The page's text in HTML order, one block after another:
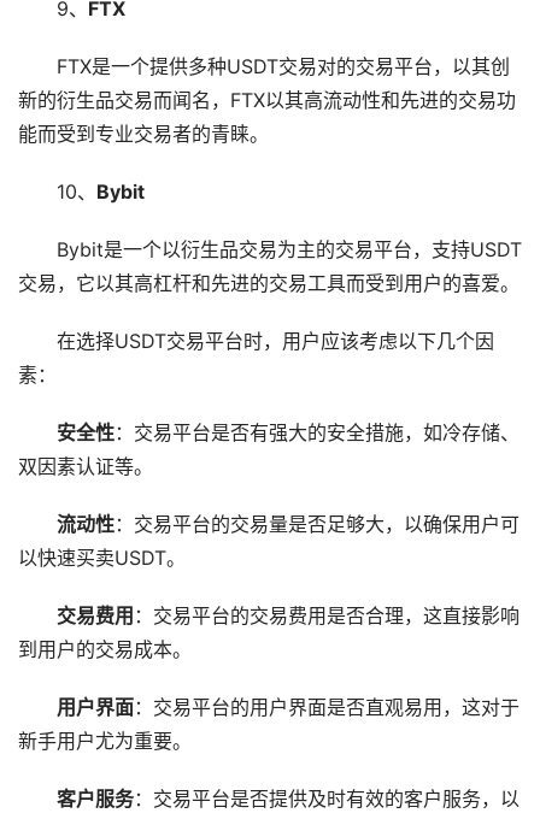
9、 FTX
FTX是一个提供多种USDT交易对的交易平台，以其创
新的衍生品交易而闻名，FTX以其高流动性和先进的交易功
能而受到专业交易者的青睐。
10、 Bybit
Bybit是一个以衍生品交易为主的交易平台，支持USDT
交易，它以其高杠杆和先进的交易工具而受到用户的喜爱。
在选择USDT交易平台时，用户应该考虑以下几个因
素：
安全性：交易平台是否有强大的安全措施，如冷存储、
双因素认证等。
流动性：交易平台的交易量是否足够大，以确保用户可
以快速买卖USDT。
交易费用 ：交易平台的交易费用是否合理，这直接影响
到用户的交易成本。
用户界面：交易平台的用户界面是否直观易用，这对于
新手用户尤为重要。
客户服务：交易平台是否提供及时有效的客户服务，以